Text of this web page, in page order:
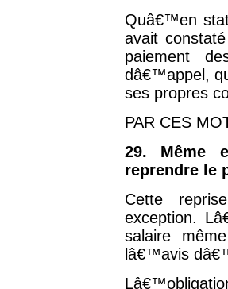
Quâ€™en
avait
paiement
dâ€™appel,
ses propres
PAR CES
29. Même
reprendre le
Cette
exception.
salaire
lâ€™avis